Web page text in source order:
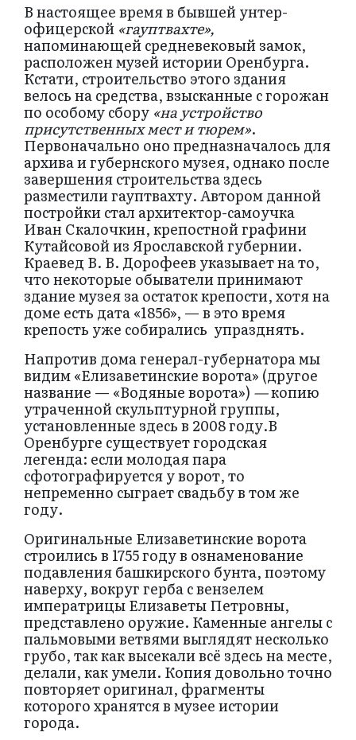
В настоящее время в бывшей унтер-
офицерской «гауптвахте»,
напоминающей средневековый замок,
расположен музей истории Оренбурга.
Кстати, строительство этого здания
велось на средства, взысканные с горожан
по особому сбору «на устройство
присутственных мест и тюрем».
Первоначально оно предназначалось для
архива и губернского музея, однако после
завершения строительства здесь
разместили гауптвахту. Автором данной
постройки стал архитектор-самоучка
Иван Скалочкин, крепостной графини
Кутайсовой из Ярославской губернии.
Краевед В. В. Дорофеев указывает на то,
что некоторые обыватели принимают
здание музея за остаток крепости, хотя на
доме есть дата «1856», — в это время
крепость уже собирались упразднять.
Напротив дома генерал-губернатора мы
видим «Елизаветинские ворота» (другое
название — «Водяные ворота») —копию
утраченной скульптурной группы,
установленные здесь в 2008 году.В
Оренбурге существует городская
легенда: если молодая пара
сфотографируется у ворот, то
непременно сыграет свадьбу в том же
году.
Оригинальные Елизаветинские ворота
строились в 1755 году в ознаменование
подавления башкирского бунта, поэтому
наверху, вокруг герба с вензелем
императрицы Елизаветы Петровны,
представлено оружие. Каменные ангелы с
пальмовыми ветвями выглядят несколько
грубо, так как высекали всё здесь на месте,
делали, как умели. Копия довольно точно
повторяет оригинал, фрагменты
которого хранятся в музее истории
города.